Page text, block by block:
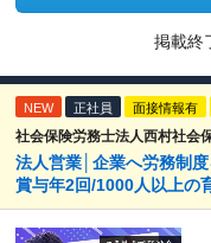
掲載終
NEW 正社員 面接情報有
社会保険労務士法人西村社会
法人営業│企業へ労務制
賞与年2回/1000人以上の